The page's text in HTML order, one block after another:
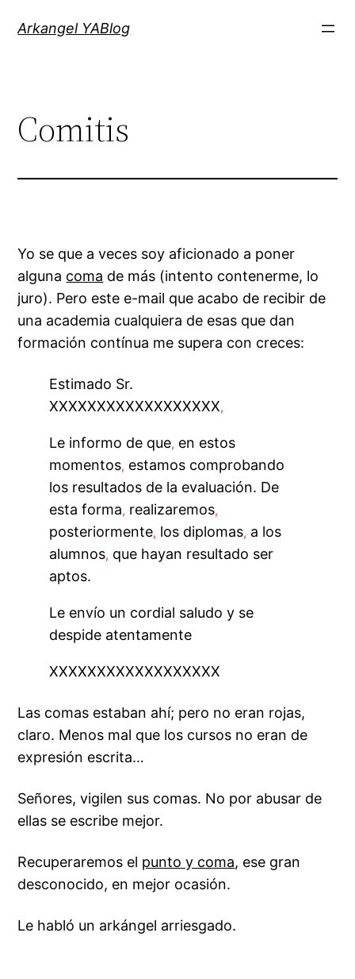
Arkangel YABlog
Comitis
Yo se que a veces soy aficionado a poner
alguna coma de más (intento contenerme, lo
juro). Pero este e-mail que acabo de recibir de
una academia cualquiera de esas que dan
formación contínua me supera con creces:
Estimado Sr.
XXXXXXXXXXXXXXXXXX,
Le informo de que, en estos
momentos, estamos comprobando
los resultados de la evaluación. De
esta forma, realizaremos,
posteriormente, los diplomas, a los
alumnos, que hayan resultado ser
aptos.
Le envío un cordial saludo y se
despide atentamente
XXXXXXXXXXXXXXXXXX
Las comas estaban ahí; pero no eran rojas,
claro. Menos mal que los cursos no eran de
expresión escrita…
Señores, vigilen sus comas. No por abusar de
ellas se escribe mejor.
Recuperaremos el punto y coma, ese gran
desconocido, en mejor ocasión.
Le habló un arkángel arriesgado.